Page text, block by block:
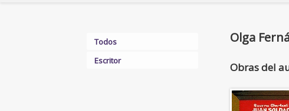
Todos
Escritor
Olga
Obras del